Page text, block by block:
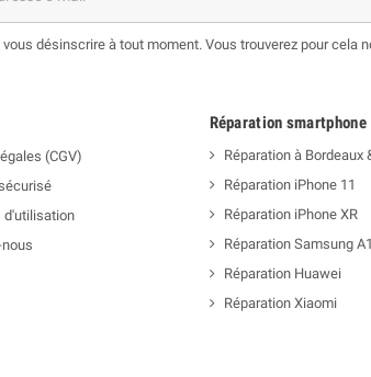
vous désinscrire à tout moment. Vous trouverez pour
(CGV)
d'utilisation
Réparation smartphone
Réparation à Bordeaux
Réparation iPhone 11
Réparation iPhone XR
Réparation Samsung
Réparation Huawei
Réparation Xiaomi